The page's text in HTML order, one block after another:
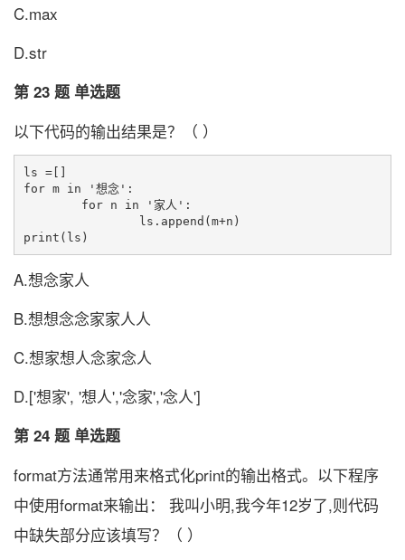
C.max
D.str
第 23 题 单选题
以下代码的输出结果是？（ ）
ls =[]
for m in '想念':
A.想念家人
B.想想念念家家人人
C.想家想人念家念人
D.['想家', '想人','念家','念人']
第 24 题 单选题
format方法通常用来格式化print的输出格式。以下程序
中使用format来输出： 我叫小明,我今年12岁了,则代码
中缺失部分应该填写？（ ）